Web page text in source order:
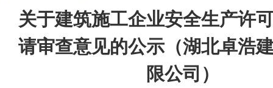
关于建筑施工企业安全生产许
请审查意见的公示（湖北卓浩
限公司）